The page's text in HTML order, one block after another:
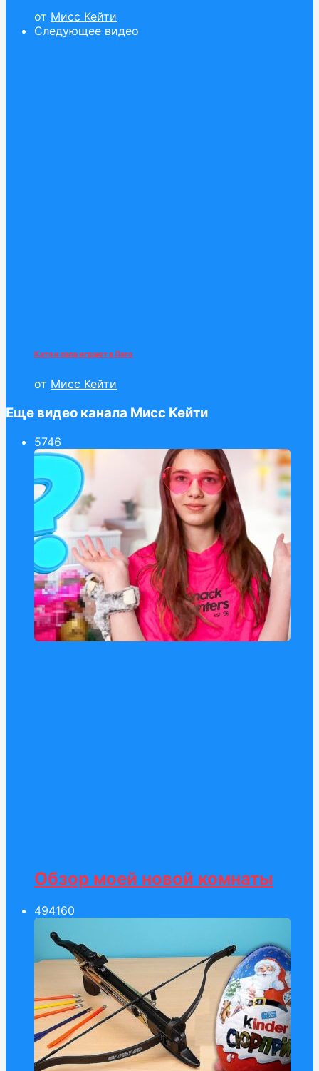
от Мисс Кейти
Следующее видео
Катя и папа играют в Лего
от Мисс Кейти
Еще видео канала Мисс Кейти
5746
Обзор моей новой комнаты
494160